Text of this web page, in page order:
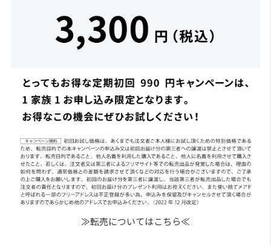
≫転売についてはこちら≪